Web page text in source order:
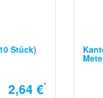
Stück)
2,64 €*